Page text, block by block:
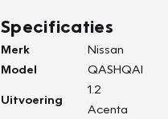
Specificaties
Merk
Nissan
Model
QASHQAI
Uitvoering
1.2
Acenta